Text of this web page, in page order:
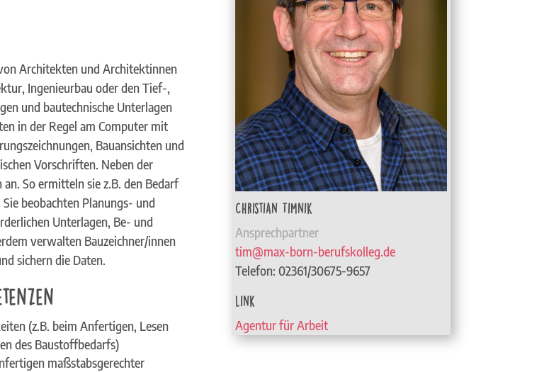
Architekten und Architektinnen
Ingenieurbau oder den Tief-,
und bautechnische Unterlagen
in der Regel am Computer mit
Bauansichten und
Vorschriften. Neben der
So ermitteln sie z.B. den Bedarf
beobachten Planungs- und
Unterlagen, Be- und
verwalten Bauzeichner/innen
sichern die Daten.
(z.B. beim Anfertigen, Lesen
des Baustoffbedarfs)
maßstabsgerechter
Christian Timnik
Ansprechpartner
tim@max-born-berufskolleg.de
Telefon: 02361/30675-9657
Link
Agentur für Arbeit